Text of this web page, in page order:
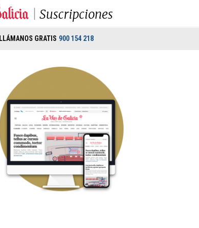
Suscripciones
LLÁMANOS GRATIS 900 154 218